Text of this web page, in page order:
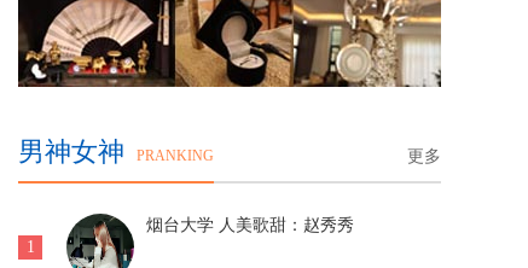
男神女神 PRANKING 更多
1
烟台大学 人美歌甜：赵秀秀